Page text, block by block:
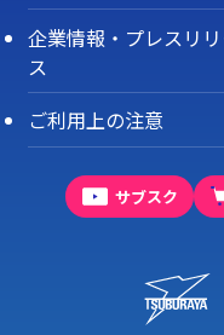
企業情報・プレスリ
ス
ご利用上の注意
サブスク